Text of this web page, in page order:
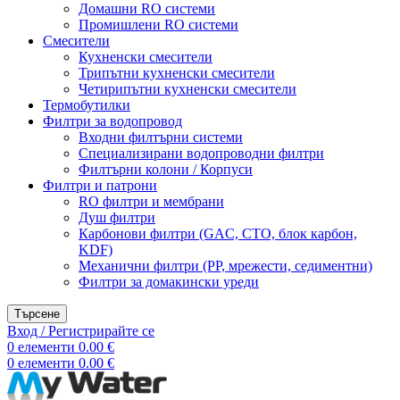
Домашни RO системи
Промишлени RO системи
Смесители
Кухненски смесители
Трипътни кухненски смесители
Четирипътни кухненски смесители
Термобутилки
Филтри за водопровод
Входни филтърни системи
Специализирани водопроводни филтри
Филтърни колони / Корпуси
Филтри и патрони
RO филтри и мембрани
Душ филтри
Карбонови филтри (GAC, CTO, блок карбон,
KDF)
Механични филтри (PP, мрежести, седиментни)
Филтри за домакински уреди
Търсене
Вход / Регистрирайте се
0 елементи 0.00 €
0 елементи 0.00 €